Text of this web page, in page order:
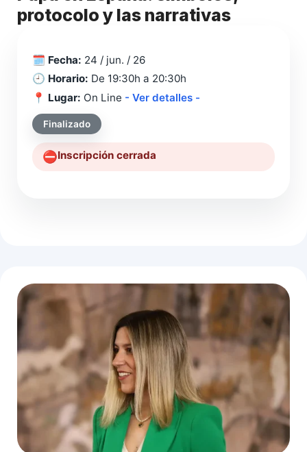
protocolo y las narrativas
🗓️ Fecha: 24 / jun. / 26
🕘 Horario: De 19:30h a 20:30h
📍 Lugar: On Line - Ver detalles -
Finalizado
⛔️Inscripción cerrada